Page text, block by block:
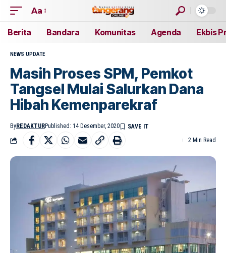
Aa
Berita Bandara Komunitas Agenda Ekbis
NEWS UPDATE
Masih Proses SPM, Pemkot
Tangsel Mulai Salurkan Dana
Hibah Kemenparekraf
ByREDAKTURPublished: 14 Desember, 2020
2 Min Read